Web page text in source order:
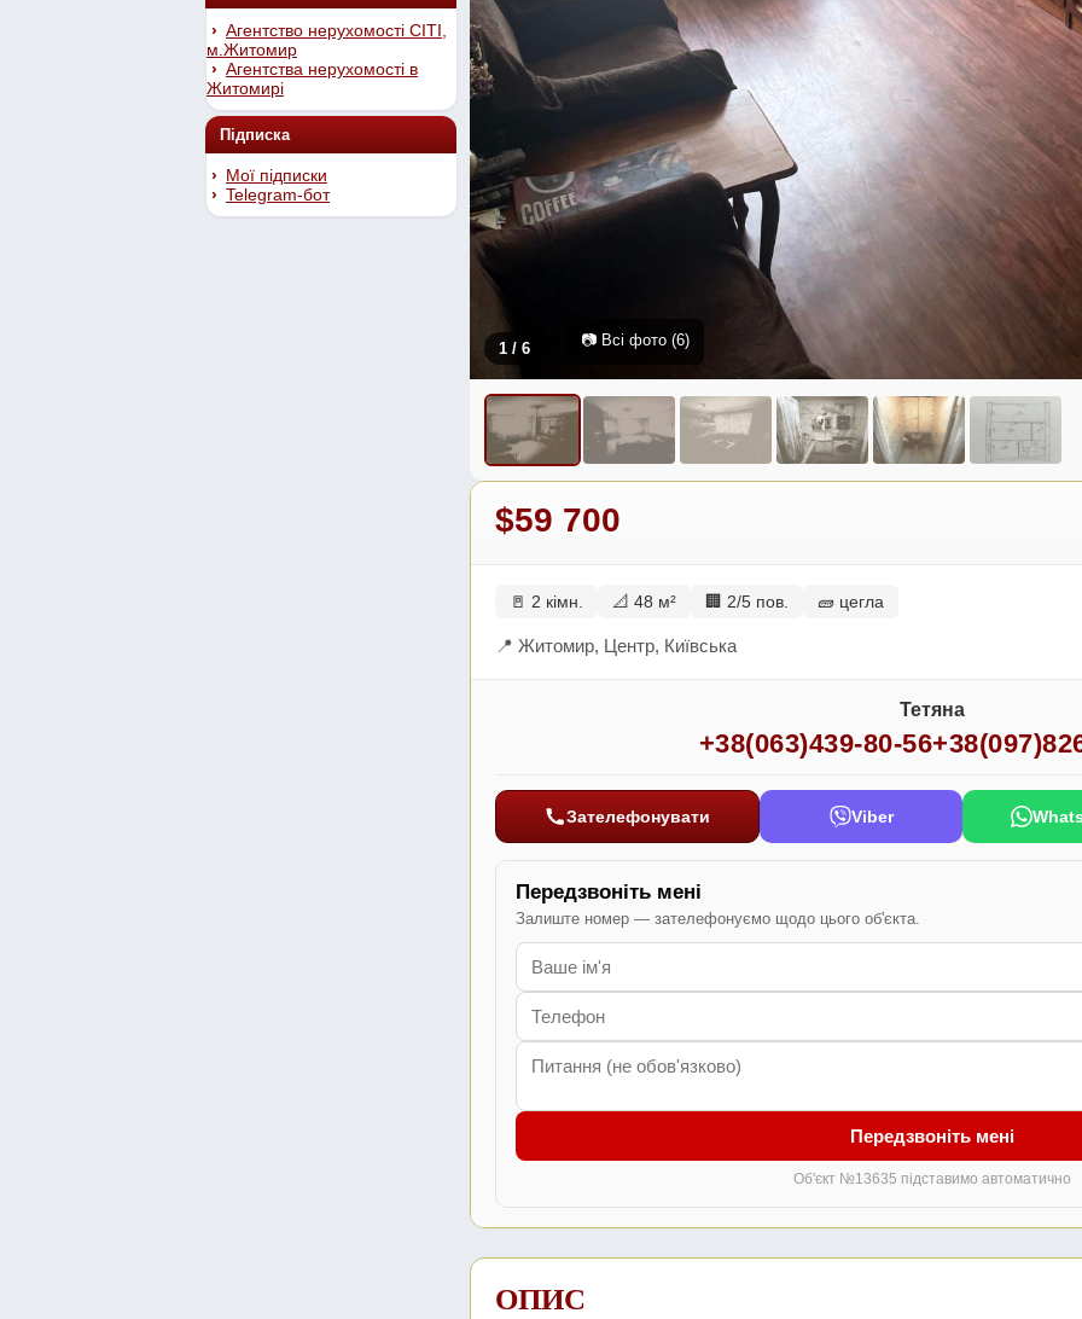
Агентство нерухомості СІТІ,
м.Житомир
Агентства нерухомості в
Житомирі
Підписка
Мої підписки
Telegram-бот
1 / 6 📷 Всі фото (6)
$59 700
🚪 2 кімн. 📐 48 м² 🏢 2/5 пов. 🧱 цегла
📍 Житомир, Центр, Київська
Тетяна
+38(063)439-80-56
Зателефонувати Viber
Передзвоніть мені
Залиште номер — зателефонуємо щодо цього об'єкта.
Передзвоніть мені
Об'єкт №13635 підставимо автоматично
ОПИС